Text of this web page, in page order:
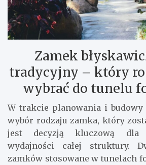
Zamek
tradycyjny – który
wybrać do tunelu
W trakcie planowania i budowy
wybór rodzaju zamka, który
jest decyzją kluczową dla
wydajności całej struktury.
zamków stosowane w tunelach